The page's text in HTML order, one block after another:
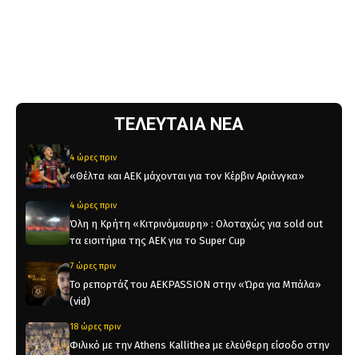
ΤΕΛΕΥΤΑΙΑ ΝΕΑ
4 ώρες πριν
«Θέλτα και ΑΕΚ μάχονται για τον Κέρβιν Αριάνγκα»
4 ώρες πριν
Όλη η Κρήτη «Κιτρινόμαυρη» : Ολοταχώς για sold out
τα εισιτήρια της ΑΕΚ για το Super Cup
7 ώρες πριν
Το ρεπορτάζ του AEKPASSION στην «Ώρα για Μπάλα»
(vid)
18 ώρες πριν
Φιλικό με την Athens Kallithea με ελεύθερη είσοδο στην